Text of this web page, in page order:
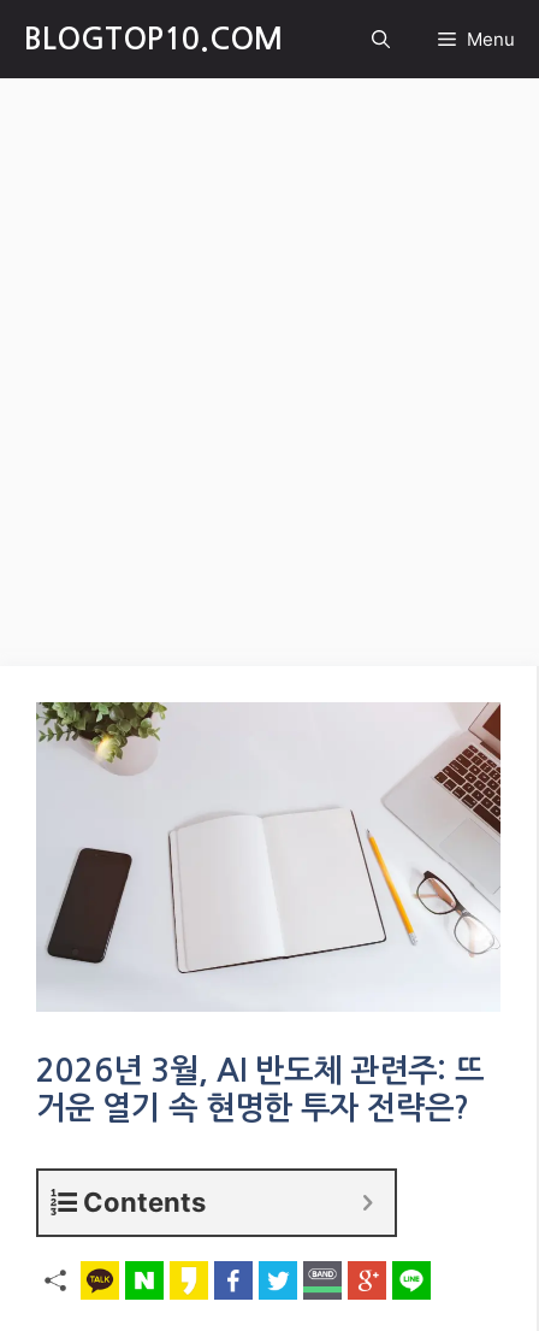
content
BLOGTOP10.COM Menu
2026년 3월, AI 반도체 관련주: 뜨
거운 열기 속 현명한 투자 전략은?
Contents